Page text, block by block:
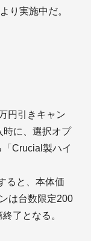
り実施中だ。
円引きキャン
時に、選択オプ
Crucial製ハイ
ると、本体価
は台数限定200
了となる。